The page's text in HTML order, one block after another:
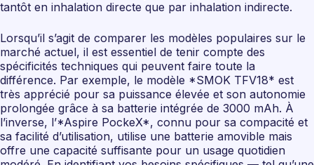
tantôt en inhalation directe que par inhalation indirecte.
Lorsqu’il s’agit de comparer les modèles populaires sur le
marché actuel, il est essentiel de tenir compte des
spécificités techniques qui peuvent faire toute la
différence. Par exemple, le modèle *SMOK TFV18* est
très apprécié pour sa puissance élevée et son autonomie
prolongée grâce à sa batterie intégrée de 3000 mAh. À
l’inverse, l’*Aspire PockeX*, connu pour sa compacité et
sa facilité d’utilisation, utilise une batterie amovible mais
offre une capacité suffisante pour un usage quotidien